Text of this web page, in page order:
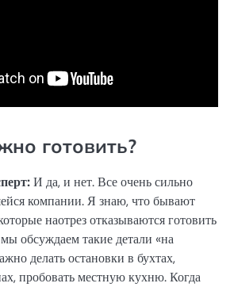
готовить?
И да, и нет. Все очень сильно
компании. Я знаю, что бывают
наотрез отказываются готовить
обсуждаем такие детали «на
делать остановки в бухтах,
пробовать местную кухню. Когда